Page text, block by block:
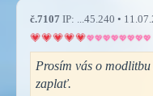
č.7107 IP: ...45.240 •
Prosím vás o
zaplať.